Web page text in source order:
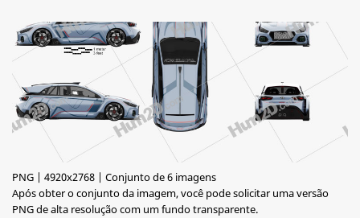
PNG | 4920x2768 | Conjunto de 6 imagens
Após obter o conjunto da imagem, você pode solicitar uma versão
PNG de alta resolução com um fundo transparente.